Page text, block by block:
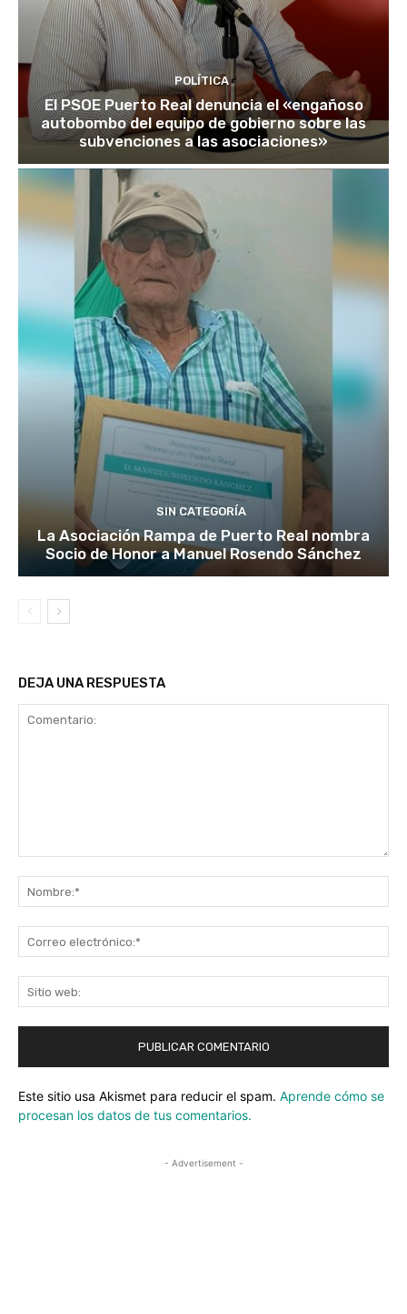
POLÍTICA
El PSOE Puerto Real denuncia el «engañoso
autobombo del equipo de gobierno sobre las
subvenciones a las asociaciones»
SIN CATEGORÍA
La Asociación Rampa de Puerto Real nombra
Socio de Honor a Manuel Rosendo Sánchez
DEJA UNA RESPUESTA
Este sitio usa Akismet para reducir el spam. Aprende cómo se
procesan los datos de tus comentarios.
- Advertisement -